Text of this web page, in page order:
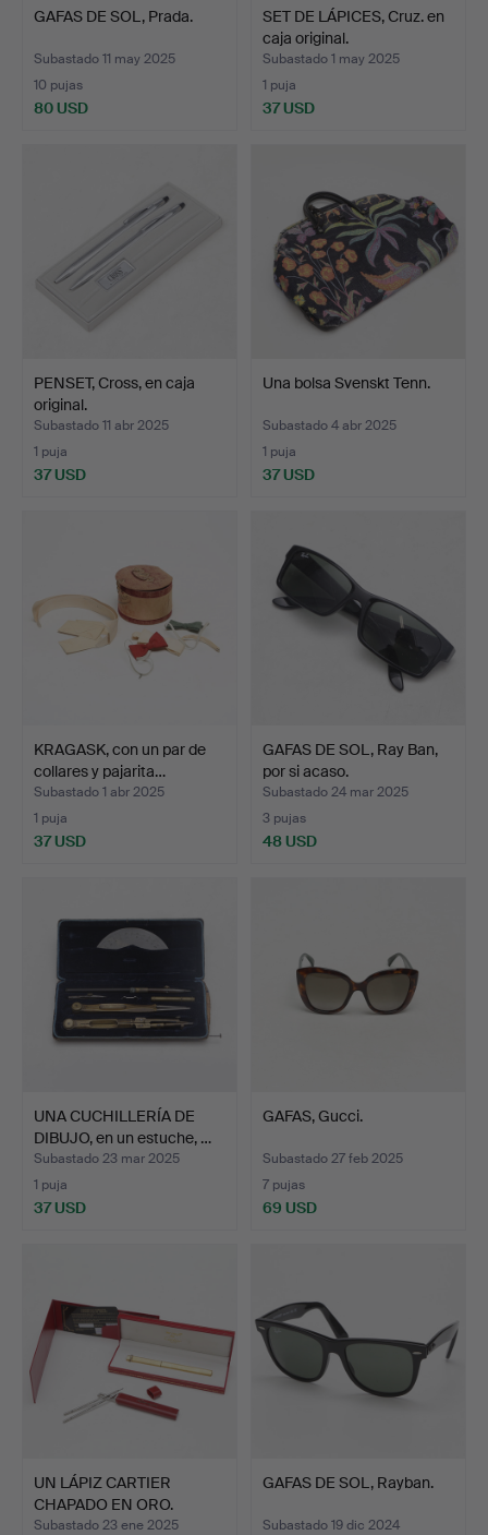
GAFAS DE SOL, Prada.
Subastado 11 may 2025
10 pujas
80 USD
SET DE LÁPICES, Cruz. en
caja original.
Subastado 1 may 2025
1 puja
37 USD
PENSET, Cross, en caja
original.
Subastado 11 abr 2025
1 puja
37 USD
Una bolsa Svenskt Tenn.
Subastado 4 abr 2025
1 puja
37 USD
KRAGASK, con un par de
collares y pajarita…
Subastado 1 abr 2025
1 puja
37 USD
GAFAS DE SOL, Ray Ban,
por si acaso.
Subastado 24 mar 2025
3 pujas
48 USD
UNA CUCHILLERÍA DE
DIBUJO, en un estuche, …
Subastado 23 mar 2025
1 puja
37 USD
GAFAS, Gucci.
Subastado 27 feb 2025
7 pujas
69 USD
UN LÁPIZ CARTIER
CHAPADO EN ORO.
Subastado 23 ene 2025
GAFAS DE SOL, Rayban.
Subastado 19 dic 2024